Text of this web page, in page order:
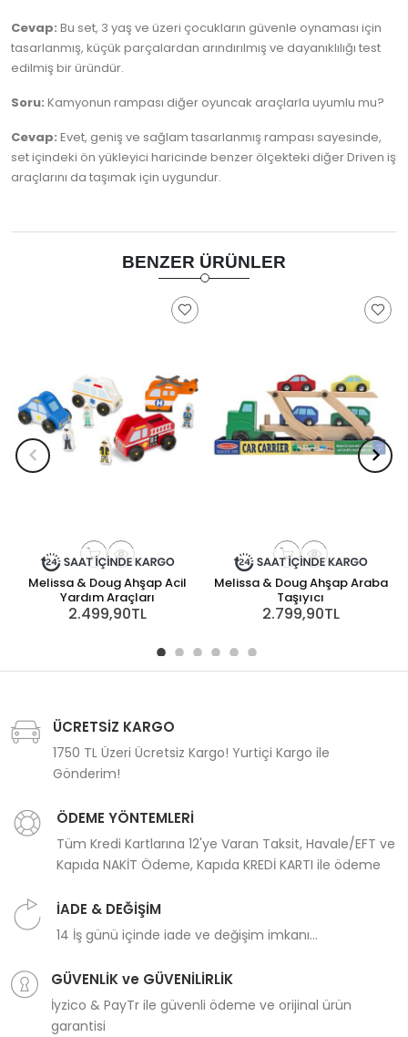
Cevap: Bu set, 3 yaş ve üzeri çocukların güvenle oynaması için
tasarlanmış, küçük parçalardan arındırılmış ve dayanıklılığı test
edilmiş bir üründür.
Soru: Kamyonun rampası diğer oyuncak araçlarla uyumlu mu?
Cevap: Evet, geniş ve sağlam tasarlanmış rampası sayesinde,
set içindeki ön yükleyici haricinde benzer ölçekteki diğer Driven iş
araçlarını da taşımak için uygundur.
BENZER ÜRÜNLER
Melissa & Doug Ahşap Acil
Yardım Araçları
2.499,90TL
Melissa & Doug Ahşap Araba
Taşıyıcı
2.799,90TL
ÜCRETSİZ KARGO
1750 TL Üzeri Ücretsiz Kargo! Yurtiçi Kargo ile
Gönderim!
ÖDEME YÖNTEMLERİ
Tüm Kredi Kartlarına 12'ye Varan Taksit, Havale/EFT ve
Kapıda NAKİT Ödeme, Kapıda KREDİ KARTI ile ödeme
İADE & DEĞİŞİM
14 İş günü içinde iade ve değişim imkanı...
GÜVENLİK ve GÜVENİLİRLİK
İyzico & PayTr ile güvenli ödeme ve orijinal ürün
garantisi